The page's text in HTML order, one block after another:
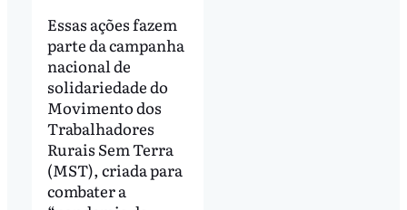
Essas ações fazem
parte da campanha
nacional de
solidariedade do
Movimento dos
Trabalhadores
Rurais Sem Terra
(MST), criada para
combater a